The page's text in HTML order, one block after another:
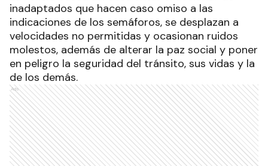
inadaptados que hacen caso omiso a las
indicaciones de los semáforos, se desplazan a
velocidades no permitidas y ocasionan ruidos
molestos, además de alterar la paz social y poner
en peligro la seguridad del tránsito, sus vidas y la
de los demás.
Ads